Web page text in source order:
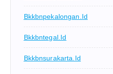
Bkkbnpekalongan.id
Bkkbntegal.id
Bkkbnsurakarta.id